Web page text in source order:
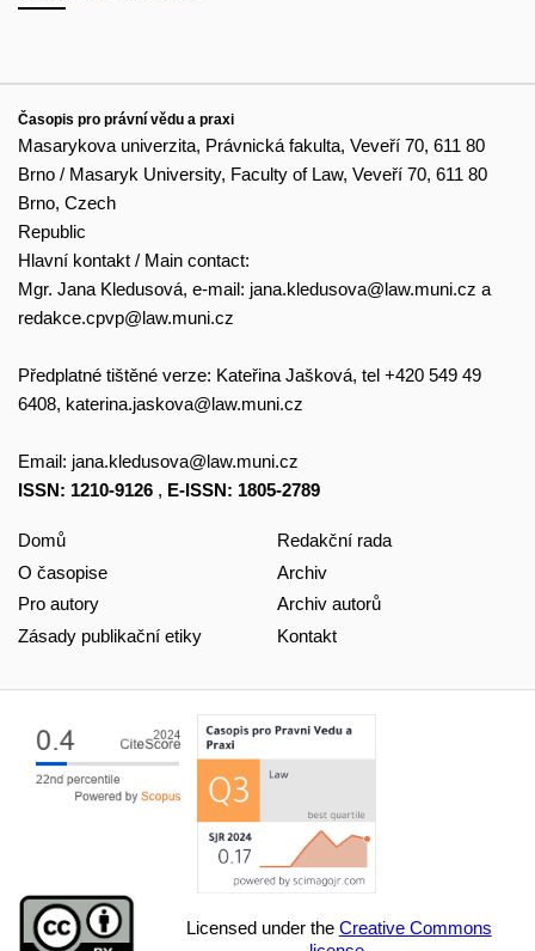
Časopis pro právní vědu a praxi
Masarykova univerzita, Právnická fakulta, Veveří 70, 611 80
Brno / Masaryk University, Faculty of Law, Veveří 70, 611 80
Brno, Czech
Republic
Hlavní kontakt / Main contact:
Mgr. Jana Kledusová, e-mail: jana.kledusova@law.muni.cz a
redakce.cpvp@law.muni.cz
Předplatné tištěné verze: Kateřina Jašková, tel +420 549 49
6408, katerina.jaskova@law.muni.cz
Email: jana.kledusova@law.muni.cz
ISSN: 1210-9126 , E-ISSN: 1805-2789
Domů
O časopise
Pro autory
Zásady publikační etiky
Redakční rada
Archiv
Archiv autorů
Kontakt
Licensed under the Creative Commons